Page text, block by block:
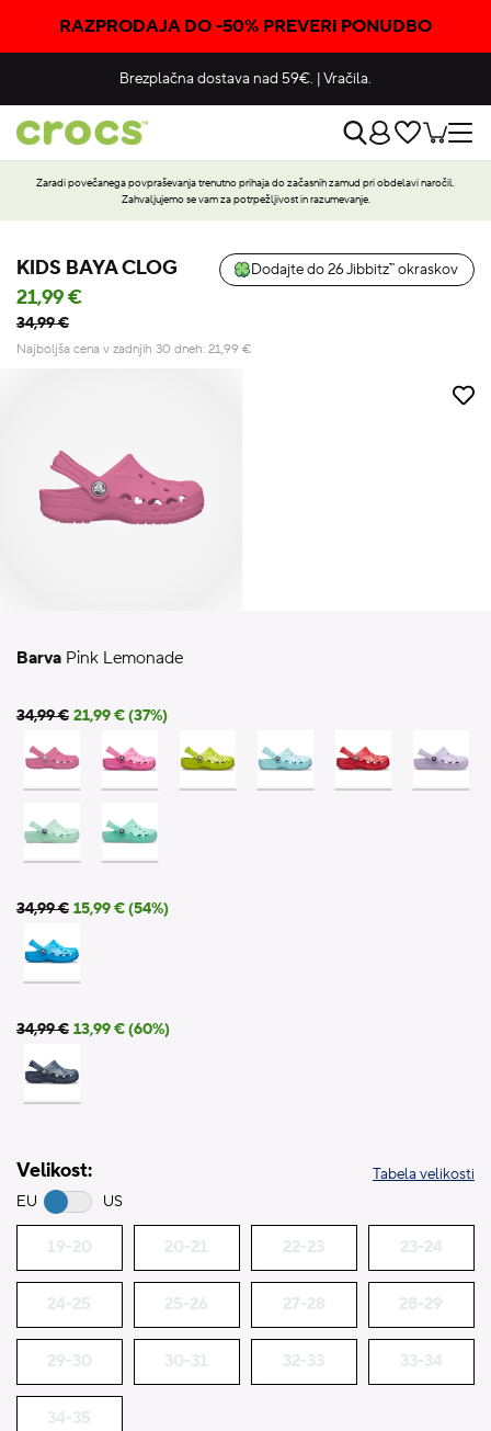
RAZPRODAJA DO -50% PREVERI PONUDBO
Brezplačna dostava nad 59€. |Vračila.
Zaradi povečanega povpraševanja trenutno prihaja do začasnih zamud pri obdelavi naročil.
Zahvaljujemo se vam za potrpežljivost in razumevanje.
KIDS BAYA CLOG Dodajte do 26 Jibbitz™ okraskov
21,99 €
34,99 €
Najboljša cena v zadnjih 30 dneh: 21,99 €
Barva Pink Lemonade
34,99 € 21,99 € (37%)
34,99 € 15,99 € (54%)
34,99 € 13,99 € (60%)
Velikost:
EU US
Tabela velikosti
19-20 20-21 22-23 23-24
24-25 25-26 27-28 28-29
29-30 30-31 32-33 33-34
34-35